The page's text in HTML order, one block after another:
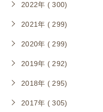
2022年 ( 300)
2021年 ( 299)
2020年 ( 299)
2019年 ( 292)
2018年 ( 295)
2017年 ( 305)